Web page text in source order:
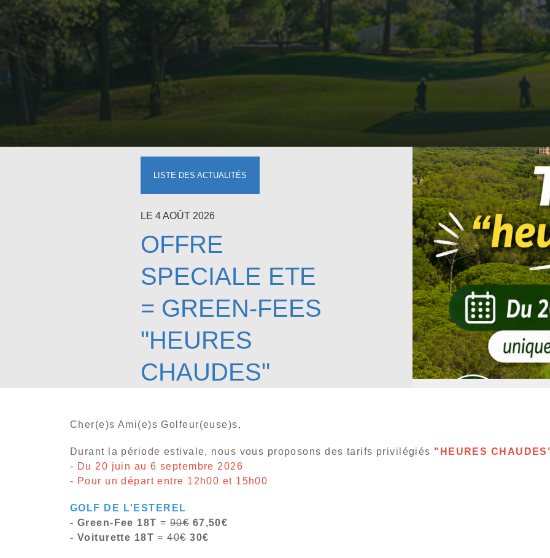
LISTE DES ACTUALITÉS
LE 4 AOÛT 2026
OFFRE
SPECIALE ETE
= GREEN-FEES
"HEURES
CHAUDES"
Cher(e)s Ami(e)s Golfeur(euse)s,
Durant la période estivale, nous vous proposons des tarifs privilégiés "HEURES
- Du 20 juin au 6 septembre 2026
- Pour un départ entre 12h00 et 15h00
GOLF DE L'ESTEREL
- Green-Fee 18T = 90€ 67,50€
- Voiturette 18T =40€ 30€